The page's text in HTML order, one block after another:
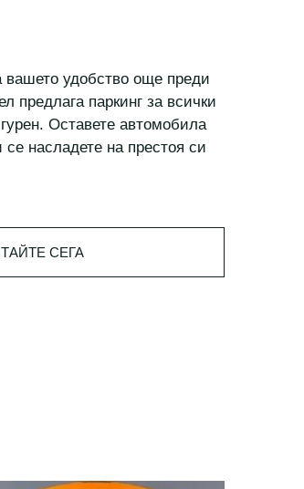
Hotel Sozopol
bay.com
удобство още преди
предлага паркинг за всички
Оставете автомобила
насладете на престоя си
СЕГА